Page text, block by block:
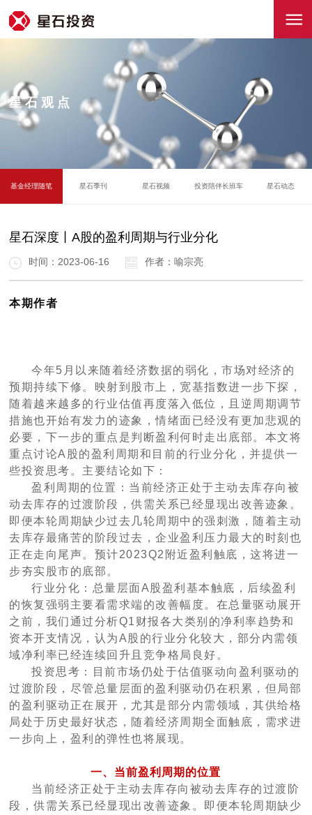
星石观点
基金经理随笔 星石季刊 星石视频 投资陪伴长班车 星石动态
星石深度丨A股的盈利周期与行业分化
时间：2023-06-16 作者：喻宗亮
本期作者
今年5月以来随着经济数据的弱化，市场对经济的
预期持续下修。映射到股市上，宽基指数进一步下探，
随着越来越多的行业估值再度落入低位，且逆周期调节
措施也开始有发力的迹象，情绪面已经没有更加悲观的
必要，下一步的重点是判断盈利何时走出底部。本文将
重点讨论A股的盈利周期和目前的行业分化，并提供一
些投资思考。主要结论如下：
盈利周期的位置：当前经济正处于主动去库存向被
动去库存的过渡阶段，供需关系已经显现出改善迹象。
即便本轮周期缺少过去几轮周期中的强刺激，随着主动
去库存最痛苦的阶段过去，企业盈利压力最大的时刻也
正在走向尾声。预计2023Q2附近盈利触底，这将进一
步夯实股市的底部。
行业分化：总量层面A股盈利基本触底，后续盈利
的恢复强弱主要看需求端的改善幅度。在总量驱动展开
之前，我们通过分析Q1财报各大类别的净利率趋势和
资本开支情况，认为A股的行业分化较大，部分内需领
域净利率已经连续回升且竞争格局良好。
投资思考：目前市场仍处于估值驱动向盈利驱动的
过渡阶段，尽管总量层面的盈利驱动仍在积累，但局部
的盈利驱动正在展开，尤其是部分内需领域，其供给格
局处于历史最好状态，随着经济周期全面触底，需求进
一步向上，盈利的弹性也将展现。
一、当前盈利周期的位置
当前经济正处于主动去库存向被动去库存的过渡阶
段，供需关系已经显现出改善迹象。即便本轮周期缺少